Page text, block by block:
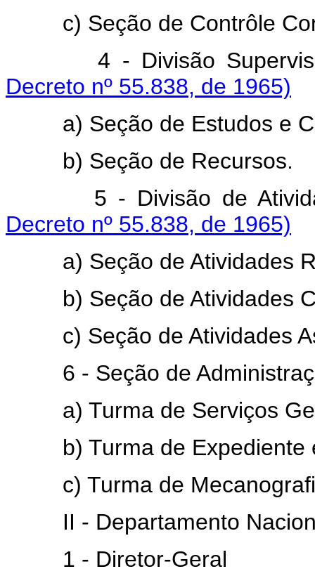
c) Seção de Contrôle
4 - Divisão
Decreto nº 55.838, de 1965)
a) Seção de Estudos e
b) Seção de Recursos.
5 - Divisão de
Decreto nº 55.838, de 1965)
a) Seção de Atividades
b) Seção de Atividades
c) Seção de Atividades
6 - Seção de
a) Turma de Serviços
b) Turma de Expediente
c) Turma de
II - Departamento
1 - Diretor-Geral